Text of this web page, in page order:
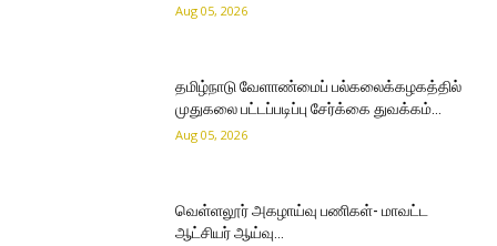
Aug 05, 2026
தமிழ்நாடு வேளாண்மைப் பல்கலைக்கழகத்தில்
முதுகலை பட்டப்படிப்பு சேர்க்கை துவக்கம்…
Aug 05, 2026
வெள்ளலூர் அகழாய்வு பணிகள்- மாவட்ட
ஆட்சியர் ஆய்வு…